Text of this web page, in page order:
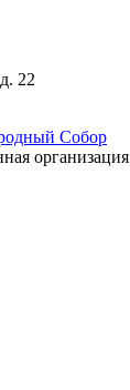
22
организация